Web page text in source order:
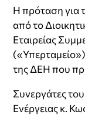
Η πρόταση για
από το
Εταιρείας
της ΔΕΗ που
Συνεργάτες
Ενέργειας κ.